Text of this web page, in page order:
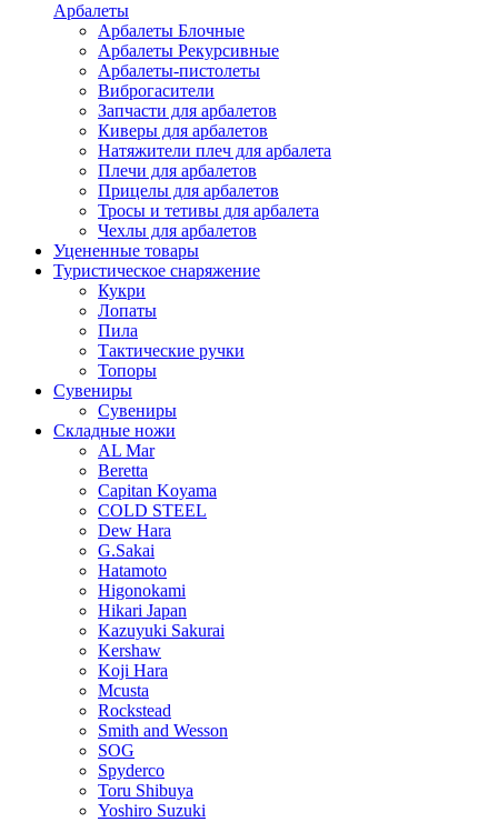
Арбалеты
Арбалеты Блочные
Арбалеты Рекурсивные
Арбалеты-пистолеты
Виброгасители
Запчасти для арбалетов
Киверы для арбалетов
Натяжители плеч для арбалета
Плечи для арбалетов
Прицелы для арбалетов
Тросы и тетивы для арбалета
Чехлы для арбалетов
Уцененные товары
Туристическое снаряжение
Кукри
Лопаты
Пила
Тактические ручки
Топоры
Сувениры
Сувениры
Складные ножи
AL Mar
Beretta
Capitan Koyama
COLD STEEL
Dew Hara
G.Sakai
Hatamoto
Higonokami
Hikari Japan
Kazuyuki Sakurai
Kershaw
Koji Hara
Mcusta
Rockstead
Smith and Wesson
SOG
Spyderco
Toru Shibuya
Yoshiro Suzuki